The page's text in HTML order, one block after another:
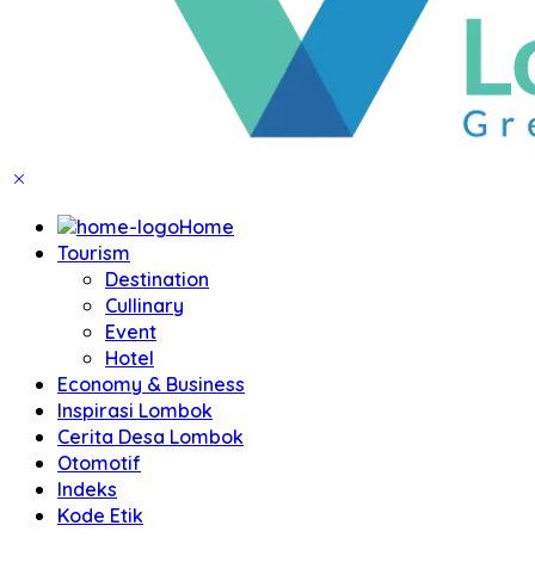
Home
Tourism
Destination
Cullinary
Event
Hotel
Economy & Business
Inspirasi Lombok
Cerita Desa Lombok
Otomotif
Indeks
Kode Etik